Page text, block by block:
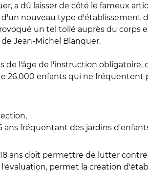
a dû laisser de côté le fameux
nouveau type d'établissement
un tel tollé auprès du corps
Jean-Michel Blanquer.
de l'âge de l'instruction
26.000 enfants qui ne fréquentent
ans fréquentant des jardins
ans doit permettre de lutter
permet la création